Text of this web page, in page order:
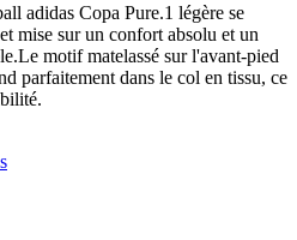
adidas Copa Pure.1 légère se
mise sur un confort absolu et un
motif matelassé sur l'avant-pied
parfaitement dans le col en tissu, ce